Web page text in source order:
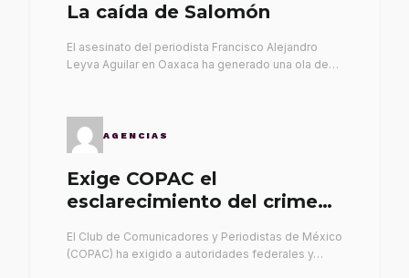
La caída de Salomón
El asesinato del periodista Francisco Alejandro
Leyva Aguilar en Oaxaca ha generado una ola de…
AGENCIAS
Exige COPAC el
esclarecimiento del crimen
El Club de Comunicadores y Periodistas de México
(COPAC) ha exigido a autoridades federales y…